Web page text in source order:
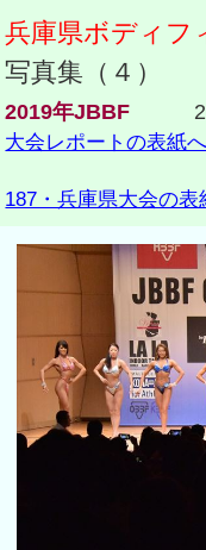
兵庫県ボディフ
写真集（４）
2019年JBBF
大会レポートの表紙へ
187・兵庫県大会の表